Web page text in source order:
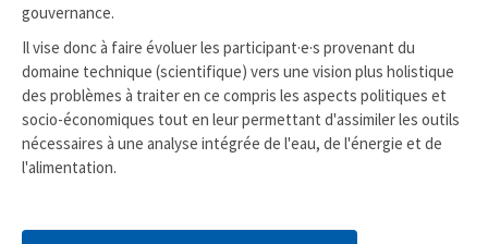
gouvernance.
Il vise donc à faire évoluer les participant·e·s provenant du
domaine technique (scientifique) vers une vision plus holistique
des problèmes à traiter en ce compris les aspects politiques et
socio-économiques tout en leur permettant d'assimiler les outils
nécessaires à une analyse intégrée de l'eau, de l'énergie et de
l'alimentation.